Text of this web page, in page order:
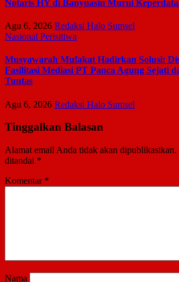
Notaris HY di Banyuasin Murni
Agu 6, 2026 Redaksi Halo Sumsel
Nasional Perisitiwa
Musyawarah Mufakat Hadirkan Solusi:
Fasilitasi Mediasi PT Panca Agung Sejati
Tuntas
Agu 6, 2026 Redaksi Halo Sumsel
Tinggalkan Balasan
Alamat email Anda tidak akan dipublikasikan.
ditandai *
Komentar *
Nama